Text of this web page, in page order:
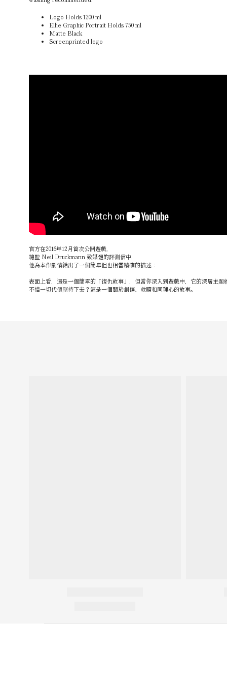
Logo Holds 1200 ml
Ellie Graphic Portrait Holds 750 ml
Matte Black
Screenprinted logo
官方在2016年12月首次公開遊戲，
總監 Neil Druckmann 致媒體的評測信中，
他為本作劇情給出了一個簡單但也相當精確的描述：
表面上看，這是一個簡單的「復仇故事」，但當你深入到遊戲中，它的深層主
不惜一切代價堅持下去？這是一個關於創傷、救贖和同理心的故事。